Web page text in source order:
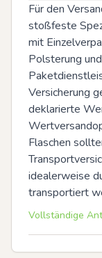
Für den
stoßfeste
mit
Polsterung
Versicherung
deklarierte
Flaschen
idealerweise
transportiert
Vollständige